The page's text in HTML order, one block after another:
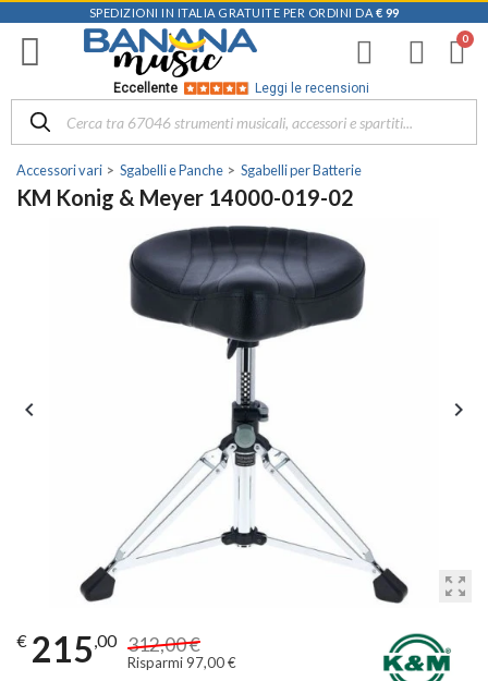
SPEDIZIONI IN ITALIA GRATUITE PER ORDINI DA € 99
Eccellente Leggi le recensioni
Accessori vari Sgabelli e Panche Sgabelli per Batterie
KM Konig & Meyer 14000-019-02
zoom_out_map
 
€ 215,00 312,00 €
Risparmi 97,00 €